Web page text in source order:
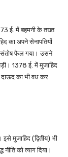
ई. में बहमनी के तख्त
का अपने सेनापतियों
फैल गया। उसने
1378 ई. में मुजाहिद
दाऊद का भी वध कर
मुजाहिद (द्वितीय) भी
को त्याग दिया।